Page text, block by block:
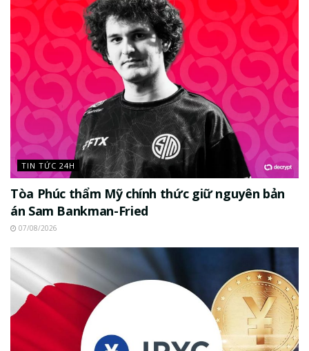
TIN TỨC 24H
Tòa Phúc thẩm Mỹ chính thức giữ nguyên bản
án Sam Bankman-Fried
07/08/2026